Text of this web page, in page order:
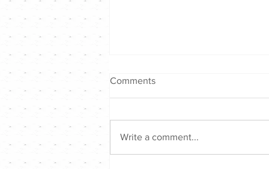
Comments
Write a comment...